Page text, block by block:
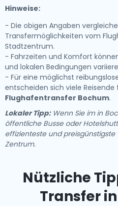
Hinweise:
- Die obigen Angaben
Transfermöglichkeiten vom
Stadtzentrum.
- Fahrzeiten und Komfort
und lokalen Bedingungen
- Für eine möglichst
entscheiden sich viele Reisende
Flughafentransfer Bochum.
Lokaler Tipp:Wenn Sie im in
öffentliche Busse oder
effizienteste und preisgünstigste
Zentrum.
Nützliche
Transfer